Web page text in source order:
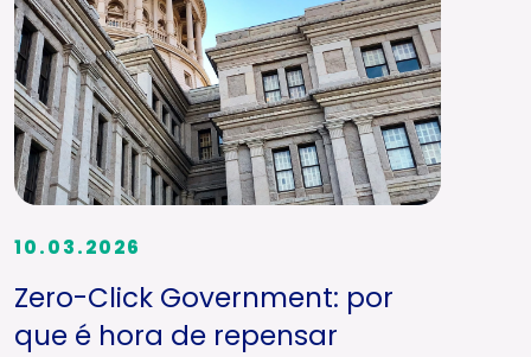
10.03.2026
Zero-Click Government: por
que é hora de repensar